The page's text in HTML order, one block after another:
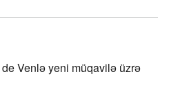
Venlə yeni müqavilə üzrə